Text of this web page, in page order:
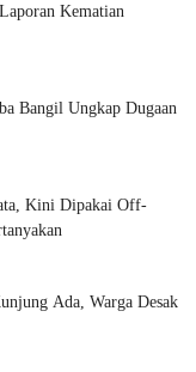
Kematian
Bangil Ungkap Dugaan
Kini Dipakai Off-
Ada, Warga Desak